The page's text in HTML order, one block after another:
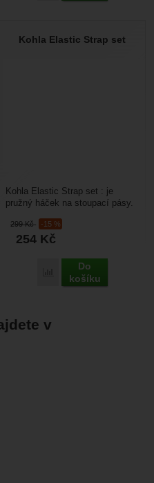
Kohla Elastic Strap set
299Kč -15 %
254 Kč
Porovnat
Do
košíku
Kohla Elastic Strap set : je
pružný háček na stoupací pásy.
nákup pásů...
v